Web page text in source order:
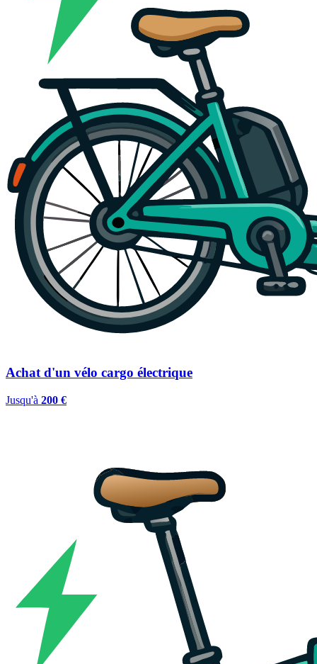
Achat d'un vélo cargo électrique
Jusqu'à 200 €